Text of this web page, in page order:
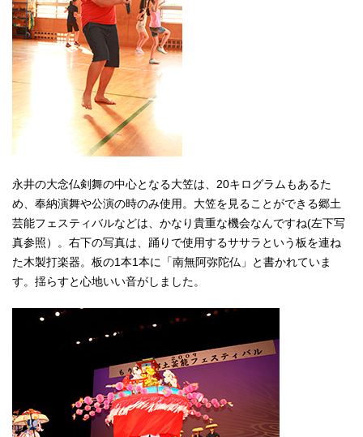
永井の大念仏剣舞の中心となる大笠は、20キログラムもあるた
め、奉納演舞や公演の時のみ使用。大笠を見ることができる郷土
芸能フェスティバルなどは、かなり貴重な機会なんですね(左下写
真参照）。右下の写真は、踊りで使用するササラという板を連ね
た木製打楽器。板の1本1本に「南無阿弥陀仏」と書かれていま
す。揺らすと心地いい音がしました。